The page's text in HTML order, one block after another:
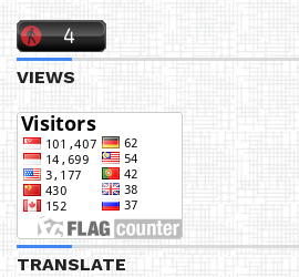
VIEWS
TRANSLATE